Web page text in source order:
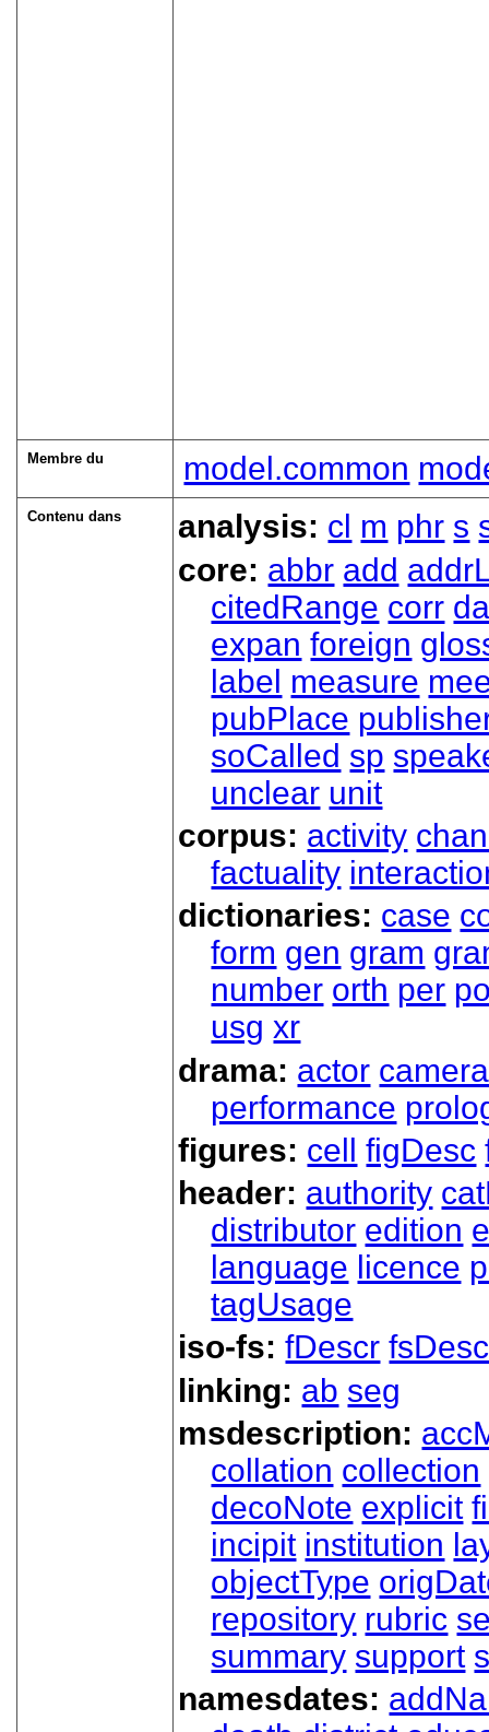
Membre du model.common
Contenu dans analysis: cl m phr s
core: abbr add
citedRange corr
expan foreign
label measure
pubPlace
soCalled sp
unclear unit
corpus: activity
factuality
dictionaries: case
form gen gram
number orth per
usg xr
drama: actor camera
performance
figures: cell figDesc
header: authority
distributor edition
language licence
tagUsage
iso-fs:fDescr
linking: ab seg
msdescription:
collation collection
decoNote explicit
incipit institution
objectType
repository rubric
summary support
namesdates: